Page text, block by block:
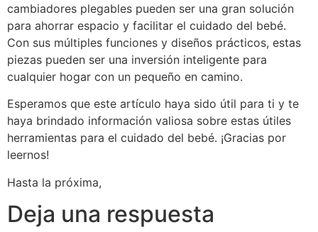
cambiadores plegables pueden ser una gran solución
para ahorrar espacio y facilitar el cuidado del bebé.
Con sus múltiples funciones y diseños prácticos, estas
piezas pueden ser una inversión inteligente para
cualquier hogar con un pequeño en camino.
Esperamos que este artículo haya sido útil para ti y te
haya brindado información valiosa sobre estas útiles
herramientas para el cuidado del bebé. ¡Gracias por
leernos!
Hasta la próxima,
Deja una respuesta